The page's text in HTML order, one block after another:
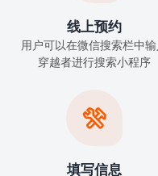
线上预约
用户可以在微信搜索栏中输
穿越者进行搜索小程序

填写信息